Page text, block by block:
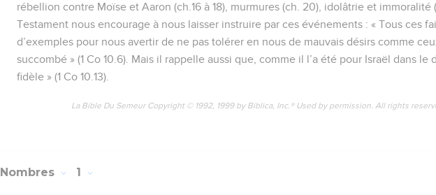
rébellion contre Moïse et Aaron (ch.16 à 18), murmures (ch. 20), idolâtrie et immoralité
Testament nous encourage à nous laisser instruire par ces événements : « Tous ces
d’exemples pour nous avertir de ne pas tolérer en nous de mauvais désirs comme
succombé » (1 Co 10.6). Mais il rappelle aussi que, comme il l’a été pour Israël dans le
fidèle » (1 Co 10.13).
La Bible Du Semeur Copyright © 1992, 1999 by Biblica, Inc.® Used by permission. All rights
Nombres 1